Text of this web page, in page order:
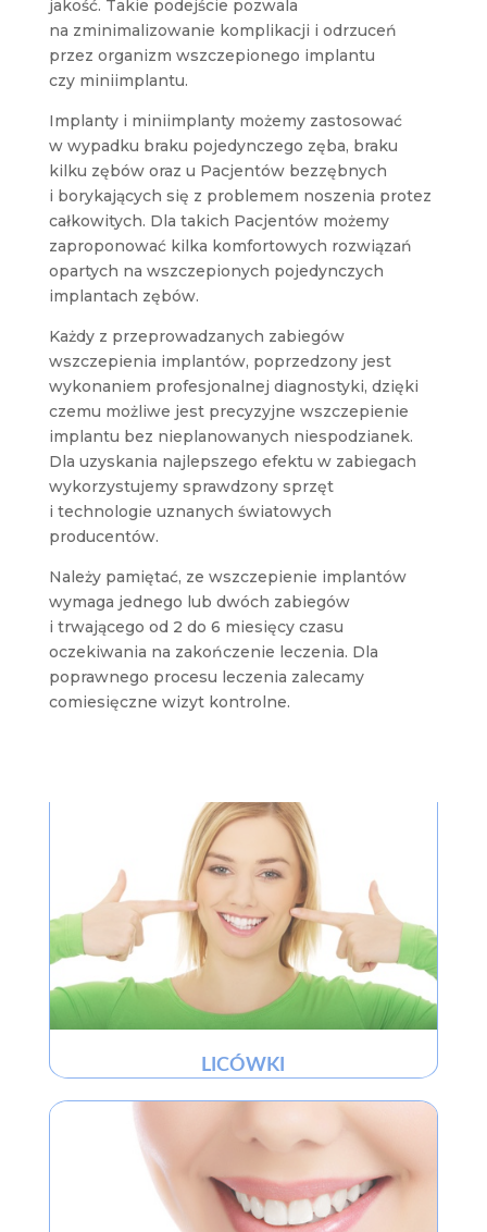
jakość. Takie podejście pozwala
na zminimalizowanie komplikacji i odrzuceń
przez organizm wszczepionego implantu
czy miniimplantu.
Implanty i miniimplanty możemy zastosować
w wypadku braku pojedynczego zęba, braku
kilku zębów oraz u Pacjentów bezzębnych
i borykających się z problemem noszenia protez
całkowitych. Dla takich Pacjentów możemy
zaproponować kilka komfortowych rozwiązań
opartych na wszczepionych pojedynczych
implantach zębów.
Każdy z przeprowadzanych zabiegów
wszczepienia implantów, poprzedzony jest
wykonaniem profesjonalnej diagnostyki, dzięki
czemu możliwe jest precyzyjne wszczepienie
implantu bez nieplanowanych niespodzianek.
Dla uzyskania najlepszego efektu w zabiegach
wykorzystujemy sprawdzony sprzęt
i technologie uznanych światowych
producentów.
Należy pamiętać, ze wszczepienie implantów
wymaga jednego lub dwóch zabiegów
i trwającego od 2 do 6 miesięcy czasu
oczekiwania na zakończenie leczenia. Dla
poprawnego procesu leczenia zalecamy
comiesięczne wizyt kontrolne.
LICÓWKI